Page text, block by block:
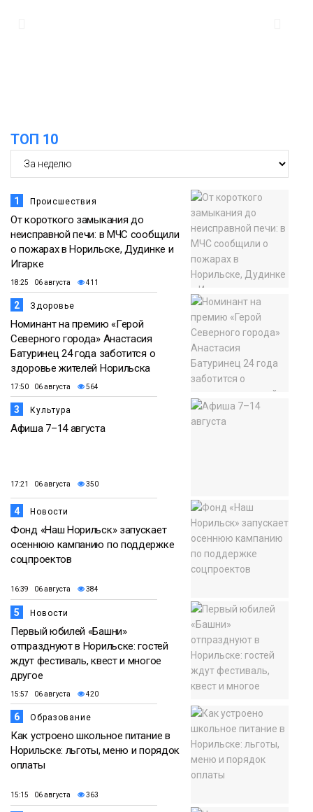
ТОП 10
1 Происшествия
От короткого замыкания до
неисправной печи: в МЧС сообщили
о пожарах в Норильске, Дудинке и
Игарке
18:25 06 августа 411
2 Здоровье
Номинант на премию «Герой
Северного города» Анастасия
Батуринец 24 года заботится о
здоровье жителей Норильска
17:50 06 августа 564
3 Культура
Афиша 7–14 августа
17:21 06 августа 350
4 Новости
Фонд «Наш Норильск» запускает
осеннюю кампанию по поддержке
соцпроектов
16:39 06 августа 384
5 Новости
Первый юбилей «Башни»
отпразднуют в Норильске: гостей
ждут фестиваль, квест и многое
другое
15:57 06 августа 420
6 Образование
Как устроено школьное питание в
Норильске: льготы, меню и порядок
оплаты
15:15 06 августа 363